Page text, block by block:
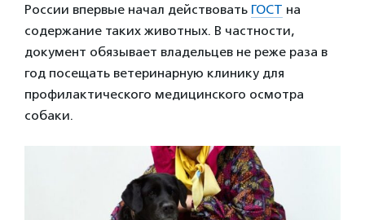
России впервые начал действовать ГОСТ на
содержание таких животных. В частности,
документ обязывает владельцев не реже раза в
год посещать ветеринарную клинику для
профилактического медицинского осмотра
собаки.